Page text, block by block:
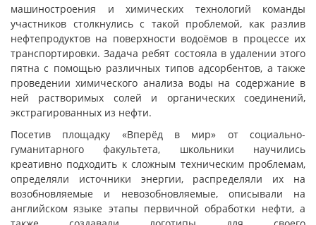
машиностроения и химических технологий команды
участников столкнулись с такой проблемой, как разлив
нефтепродуктов на поверхности водоёмов в процессе их
транспортировки. Задача ребят состояла в удалении этого
пятна с помощью различных типов адсорбентов, а также
проведении химического анализа воды на содержание в
ней растворимых солей и органических соединений,
экстрагированных из нефти.
Посетив площадку «Вперёд в мир» от социально-
гуманитарного факультета, школьники научились
креативно подходить к сложным техническим проблемам,
определяли источники энергии, распределяли их на
возобновляемые и невозобновляемые, описывали на
английском языке этапы первичной обработки нефти, а